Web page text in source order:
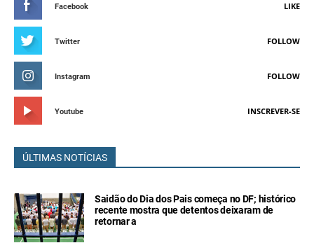
Facebook LIKE
Twitter FOLLOW
Instagram FOLLOW
Youtube INSCREVER-SE
ÚLTIMAS NOTÍCIAS
Saidão do Dia dos Pais começa no DF; histórico
recente mostra que detentos deixaram de
retornar a